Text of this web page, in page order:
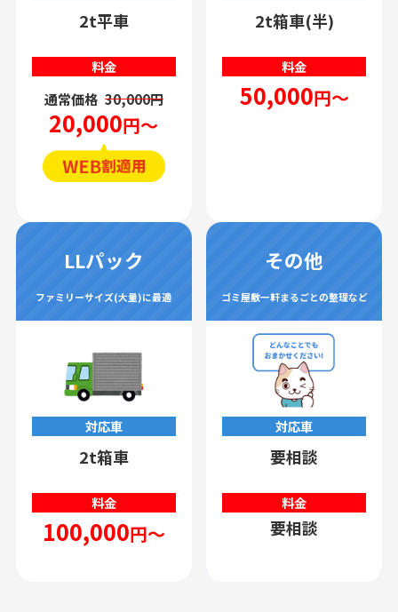
2t平車
料金
通常価格 30,000円
20,000円～
2t箱車(半)
料金
50,000円～
LLパック
ファミリーサイズ(大量)に最適
対応車
2t箱車
料金
100,000円～
その他
ゴミ屋敷一軒まるごとの整理など
対応車
要相談
料金
要相談